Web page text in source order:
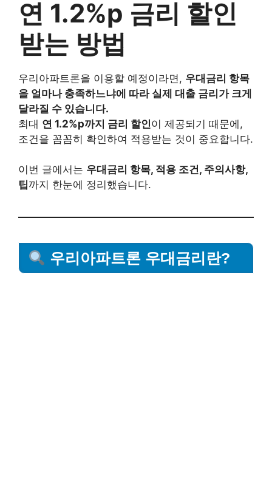
연 1.2%p 금리 할인
받는 방법
우리아파트론을 이용할 예정이라면, 우대금리 항목
을 얼마나 충족하느냐에 따라 실제 대출 금리가 크게
달라질 수 있습니다.
최대 연 1.2%p까지 금리 할인이 제공되기 때문에,
조건을 꼼꼼히 확인하여 적용받는 것이 중요합니다.
이번 글에서는 우대금리 항목, 적용 조건, 주의사항,
팁까지 한눈에 정리했습니다.
우리아파트론 우대금리란?